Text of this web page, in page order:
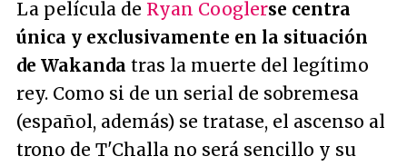
La película de Ryan Cooglerse centra
única y exclusivamente en la situación
de Wakanda tras la muerte del legítimo
rey. Como si de un serial de sobremesa
(español, además) se tratase, el ascenso al
trono de T'Challa no será sencillo y su